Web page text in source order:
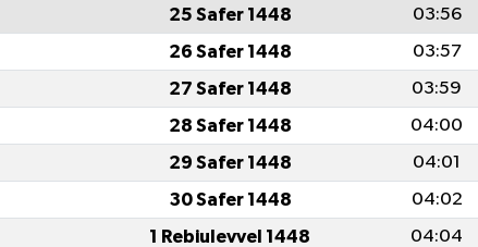
25 Safer 1448 03:56
26 Safer 1448 03:57
27 Safer 1448 03:59
28 Safer 1448 04:00
29 Safer 1448 04:01
30 Safer 1448 04:02
1 Rebiulevvel 1448 04:04